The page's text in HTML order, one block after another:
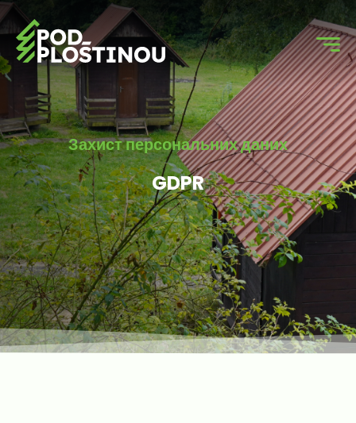
Захист персональних даних
GDPR